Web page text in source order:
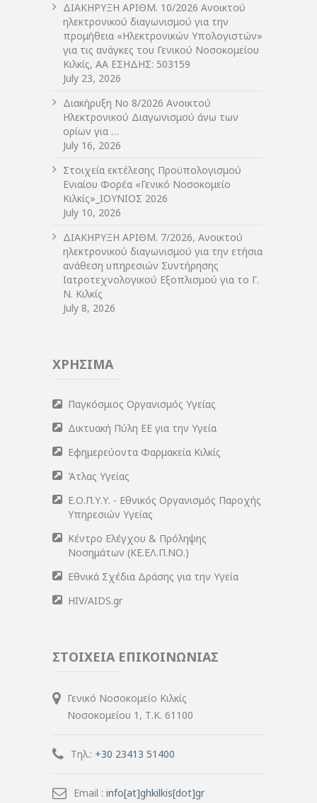
ΔIΑΚΗΡΥΞΗ ΑΡIΘΜ. 10/2026 Ανοικτού
ηλεκτρονικού διαγωνισμού για την
προμήθεια «Ηλεκτρονικών Υπολογιστών»
για τις ανάγκες του Γενικού Νοσοκομείου
Κιλκίς, ΑΑ ΕΣΗΔΗΣ: 503159
July 23, 2026
Διακήρυξη Νο 8/2026 Ανοικτού
Ηλεκτρονικού Διαγωνισμού άνω των
ορίων για …
July 16, 2026
Στοιχεία εκτέλεσης Προϋπολογισμού
Ενιαίου Φορέα «Γενικό Νοσοκομείο
Κιλκίς»_ΙΟΥΝΙΟΣ 2026
July 10, 2026
ΔIΑΚΗΡΥΞΗ ΑΡIΘΜ. 7/2026, Ανοικτού
ηλεκτρονικού διαγωνισμού για την ετήσια
ανάθεση υπηρεσιών Συντήρησης
Ιατροτεχνολογικού Εξοπλισμού για το Γ.
Ν. Κιλκίς
July 8, 2026
ΧΡΗΣΙΜΑ
Παγκόσμιος Οργανισμός Υγείας
Δικτυακή Πύλη ΕΕ για την Υγεία
Εφημερεύοντα Φαρμακεία Κιλκίς
Άτλας Υγείας
Ε.Ο.Π.Υ.Υ. - Εθνικός Οργανισμός Παροχής
Υπηρεσιών Υγείας
Κέντρο Ελέγχου & Πρόληψης
Νοσημάτων (ΚΕ.ΕΛ.Π.ΝΟ.)
Εθνικά Σχέδια Δράσης για την Υγεία
HIV/AIDS.gr
ΣΤΟΙΧΕΙΑ ΕΠΙΚΟΙΝΩΝΙΑΣ
Γενικό Νοσοκομείο Κιλκίς
Νοσοκομείου 1, Τ.Κ. 61100
Τηλ.: +30 23413 51400
Email : info[at]ghkilkis[dot]gr